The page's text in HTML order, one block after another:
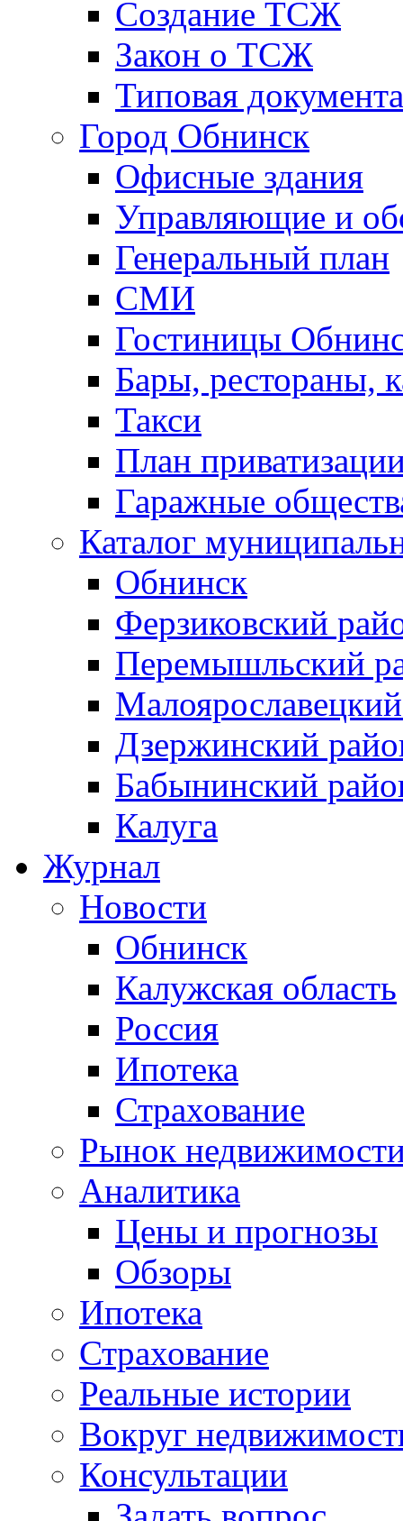
Создание ТСЖ
Закон о ТСЖ
Типовая
Город Обнинск
Офисные здания
Управляющие и
Генеральный план
СМИ
Гостиницы
Бары, рестораны,
Такси
План
Гаражные
Каталог
Обнинск
Ферзиковский
Перемышльский
Дзержинский
Бабынинский
Калуга
Журнал
Новости
Обнинск
Калужская область
Россия
Ипотека
Страхование
Рынок
Аналитика
Цены и прогнозы
Обзоры
Ипотека
Страхование
Реальные истории
Вокруг
Консультации